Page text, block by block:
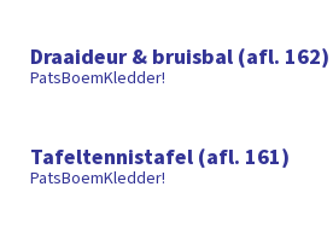
Draaideur & bruisbal (afl. 162)
PatsBoemKledder!
Tafeltennistafel (afl. 161)
PatsBoemKledder!